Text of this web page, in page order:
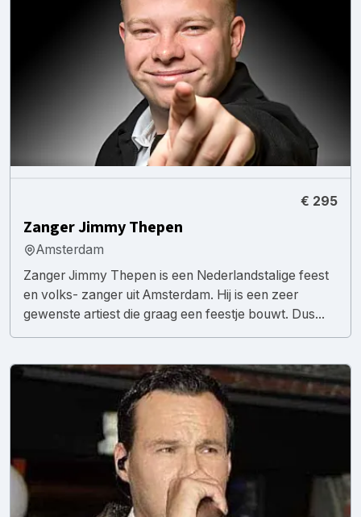
€ 295
Zanger Jimmy Thepen
Amsterdam
Zanger Jimmy Thepen is een Nederlandstalige feest
en volks- zanger uit Amsterdam. Hij is een zeer
gewenste artiest die graag een feestje bouwt. Dus...